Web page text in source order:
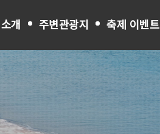
개 주변관광지 축제 이벤트